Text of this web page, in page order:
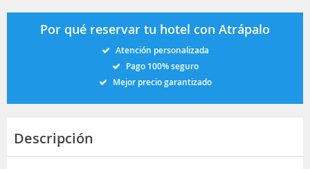
Por qué reservar tu hotel con Atrápalo
Atención personalizada
Pago 100% seguro
Mejor precio garantizado
Descripción